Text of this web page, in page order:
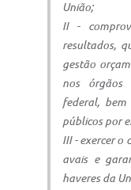
União;
II -
resultados,
gestão
nos órgãos
federal, bem
públicos por
III - exercer o
avais e
haveres da